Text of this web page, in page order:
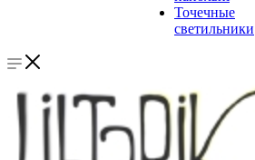
Точечные
светильники